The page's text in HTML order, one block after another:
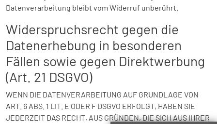
Datenverarbeitung bleibt vom Widerruf unberührt.
Widerspruchsrecht gegen die
Datenerhebung in besonderen
Fällen sowie gegen Direktwerbung
(Art. 21 DSGVO)
WENN DIE DATENVERARBEITUNG AUF GRUNDLAGE VON
ART. 6 ABS. 1 LIT. E ODER F DSGVO ERFOLGT, HABEN SIE
JEDERZEIT DAS RECHT, AUS GRÜNDEN, DIE SICH AUS IHRER